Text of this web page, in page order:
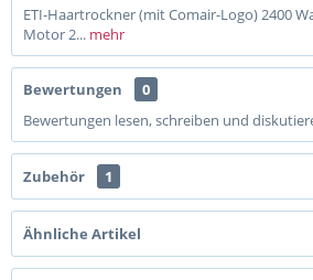
ETI-Haartrockner (mit Comair-Logo) 2400
Motor 2... mehr
Bewertungen
0
Bewertungen lesen, schreiben und
Zubehör 1
Ähnliche Artikel